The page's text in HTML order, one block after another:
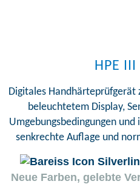
HPE III
Digitales Handhärteprüfgerät
beleuchtetem Display,
Umgebungsbedingungen
senkrechte Auflage und
Neue Farben, gelebte